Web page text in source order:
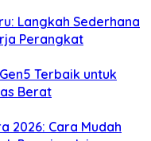
Langkah Sederhana
Perangkat
Terbaik untuk
Berat
2026: Cara Mudah